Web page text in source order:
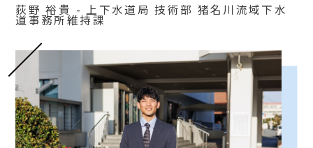
荻野 裕貴 - 上下水道局 技術部 猪名川流域下水
道事務所維持課